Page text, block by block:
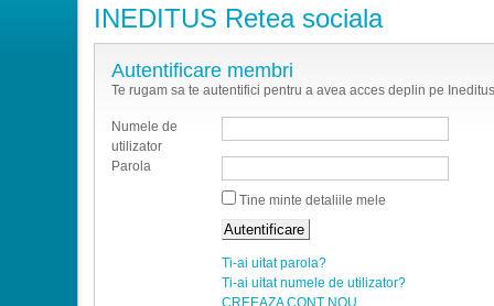
INEDITUS Retea sociala
Autentificare membri
Te rugam sa te autentifici pentru a avea acces deplin pe
Numele de
utilizator
Parola
Tine minte detaliile mele
Ti-ai uitat parola?
Ti-ai uitat numele de utilizator?
CREEAZA CONT NOU